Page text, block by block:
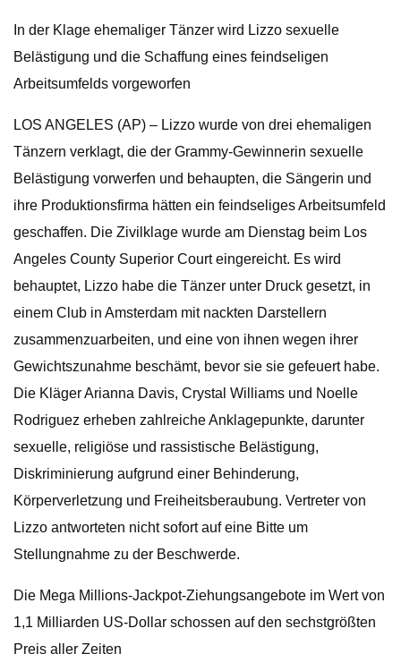
In der Klage ehemaliger Tänzer wird Lizzo sexuelle
Belästigung und die Schaffung eines feindseligen
Arbeitsumfelds vorgeworfen
LOS ANGELES (AP) – Lizzo wurde von drei ehemaligen
Tänzern verklagt, die der Grammy-Gewinnerin sexuelle
Belästigung vorwerfen und behaupten, die Sängerin und
ihre Produktionsfirma hätten ein feindseliges Arbeitsumfeld
geschaffen. Die Zivilklage wurde am Dienstag beim Los
Angeles County Superior Court eingereicht. Es wird
behauptet, Lizzo habe die Tänzer unter Druck gesetzt, in
einem Club in Amsterdam mit nackten Darstellern
zusammenzuarbeiten, und eine von ihnen wegen ihrer
Gewichtszunahme beschämt, bevor sie sie gefeuert habe.
Die Kläger Arianna Davis, Crystal Williams und Noelle
Rodriguez erheben zahlreiche Anklagepunkte, darunter
sexuelle, religiöse und rassistische Belästigung,
Diskriminierung aufgrund einer Behinderung,
Körperverletzung und Freiheitsberaubung. Vertreter von
Lizzo antworteten nicht sofort auf eine Bitte um
Stellungnahme zu der Beschwerde.
Die Mega Millions-Jackpot-Ziehungsangebote im Wert von
1,1 Milliarden US-Dollar schossen auf den sechstgrößten
Preis aller Zeiten